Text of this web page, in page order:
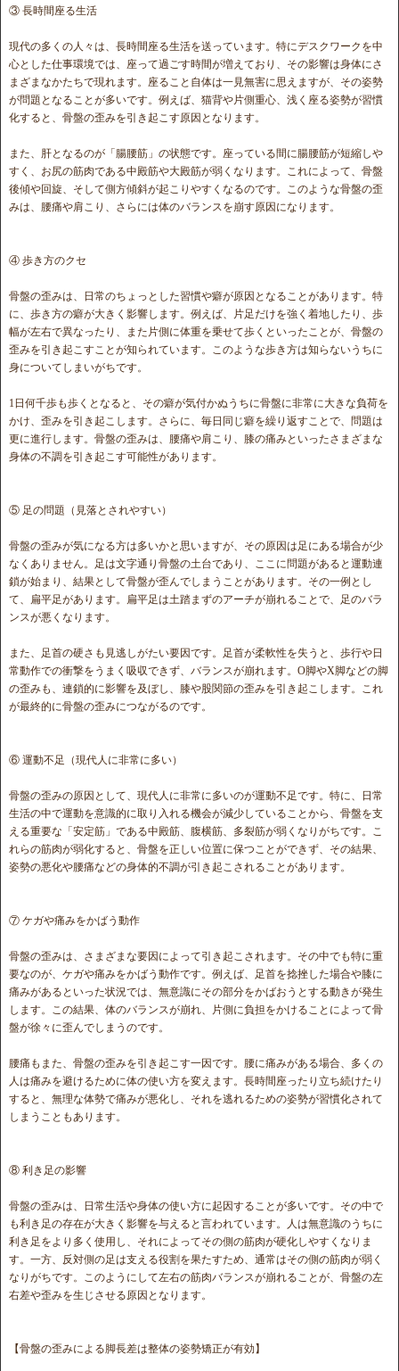
③ 長時間座る生活
現代の多くの人々は、長時間座る生活を送っています。特にデスクワークを中
心とした仕事環境では、座って過ごす時間が増えており、その影響は身体にさ
まざまなかたちで現れます。座ること自体は一見無害に思えますが、その姿勢
が問題となることが多いです。例えば、猫背や片側重心、浅く座る姿勢が習慣
化すると、骨盤の歪みを引き起こす原因となります。
また、肝となるのが「腸腰筋」の状態です。座っている間に腸腰筋が短縮しや
すく、お尻の筋肉である中殿筋や大殿筋が弱くなります。これによって、骨盤
後傾や回旋、そして側方傾斜が起こりやすくなるのです。このような骨盤の歪
みは、腰痛や肩こり、さらには体のバランスを崩す原因になります。
④ 歩き方のクセ
骨盤の歪みは、日常のちょっとした習慣や癖が原因となることがあります。特
に、歩き方の癖が大きく影響します。例えば、片足だけを強く着地したり、歩
幅が左右で異なったり、また片側に体重を乗せて歩くといったことが、骨盤の
歪みを引き起こすことが知られています。このような歩き方は知らないうちに
身についてしまいがちです。
1日何千歩も歩くとなると、その癖が気付かぬうちに骨盤に非常に大きな負荷を
かけ、歪みを引き起こします。さらに、毎日同じ癖を繰り返すことで、問題は
更に進行します。骨盤の歪みは、腰痛や肩こり、膝の痛みといったさまざまな
身体の不調を引き起こす可能性があります。
⑤ 足の問題（見落とされやすい）
骨盤の歪みが気になる方は多いかと思いますが、その原因は足にある場合が少
なくありません。足は文字通り骨盤の土台であり、ここに問題があると運動連
鎖が始まり、結果として骨盤が歪んでしまうことがあります。その一例とし
て、扁平足があります。扁平足は土踏まずのアーチが崩れることで、足のバラ
ンスが悪くなります。
また、足首の硬さも見逃しがたい要因です。足首が柔軟性を失うと、歩行や日
常動作での衝撃をうまく吸収できず、バランスが崩れます。O脚やX脚などの脚
の歪みも、連鎖的に影響を及ぼし、膝や股関節の歪みを引き起こします。これ
が最終的に骨盤の歪みにつながるのです。
⑥ 運動不足（現代人に非常に多い）
骨盤の歪みの原因として、現代人に非常に多いのが運動不足です。特に、日常
生活の中で運動を意識的に取り入れる機会が減少していることから、骨盤を支
える重要な「安定筋」である中殿筋、腹横筋、多裂筋が弱くなりがちです。こ
れらの筋肉が弱化すると、骨盤を正しい位置に保つことができず、その結果、
姿勢の悪化や腰痛などの身体的不調が引き起こされることがあります。
⑦ ケガや痛みをかばう動作
骨盤の歪みは、さまざまな要因によって引き起こされます。その中でも特に重
要なのが、ケガや痛みをかばう動作です。例えば、足首を捻挫した場合や膝に
痛みがあるといった状況では、無意識にその部分をかばおうとする動きが発生
します。この結果、体のバランスが崩れ、片側に負担をかけることによって骨
盤が徐々に歪んでしまうのです。
腰痛もまた、骨盤の歪みを引き起こす一因です。腰に痛みがある場合、多くの
人は痛みを避けるために体の使い方を変えます。長時間座ったり立ち続けたり
すると、無理な体勢で痛みが悪化し、それを逃れるための姿勢が習慣化されて
しまうこともあります。
⑧ 利き足の影響
骨盤の歪みは、日常生活や身体の使い方に起因することが多いです。その中で
も利き足の存在が大きく影響を与えると言われています。人は無意識のうちに
利き足をより多く使用し、それによってその側の筋肉が硬化しやすくなりま
す。一方、反対側の足は支える役割を果たすため、通常はその側の筋肉が弱く
なりがちです。このようにして左右の筋肉バランスが崩れることが、骨盤の左
右差や歪みを生じさせる原因となります。
【骨盤の歪みによる脚長差は整体の姿勢矯正が有効】